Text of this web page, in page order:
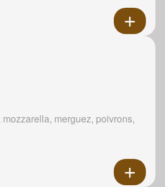
merguez, poivrons,